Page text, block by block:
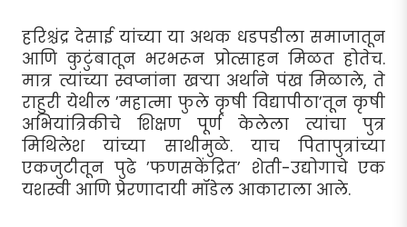
हरिश्चंद्र देसाई यांच्या या अथक धडपडीला समाजातून
आणि कुटुंबातून भरभरून प्रोत्साहन मिळत होतेच.
मात्र त्यांच्या स्वप्नांना खर्‍या अर्थाने पंख मिळाले, ते
राहुरी येथील ’महात्मा फुले कृषी विद्यापीठा’तून कृषी
अभियांत्रिकीचे शिक्षण पूर्ण केलेला त्यांचा पुत्र
मिथिलेश यांच्या साथीमुळे. याच पितापुत्रांच्या
एकजुटीतून पुढे ’फणसकेंद्रित’ शेती-उद्योगाचे एक
यशस्वी आणि प्रेरणादायी मॉडेल आकाराला आले.